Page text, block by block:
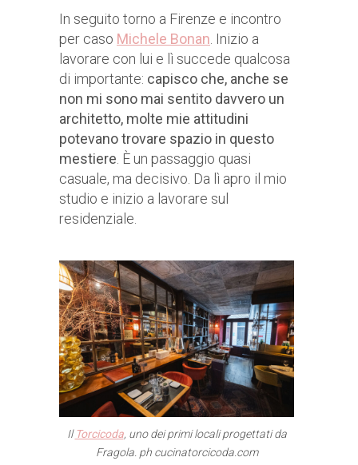
In seguito torno a Firenze e incontro
per caso Michele Bonan. Inizio a
lavorare con lui e lì succede qualcosa
di importante: capisco che, anche se
non mi sono mai sentito davvero un
architetto, molte mie attitudini
potevano trovare spazio in questo
mestiere. È un passaggio quasi
casuale, ma decisivo. Da lì apro il mio
studio e inizio a lavorare sul
residenziale.
IlTorcicoda, uno dei primi locali progettati da
Fragola. ph cucinatorcicoda.com